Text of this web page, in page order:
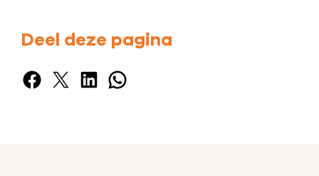
Deel deze pagina
Facebook X LinkedIn WhatsApp